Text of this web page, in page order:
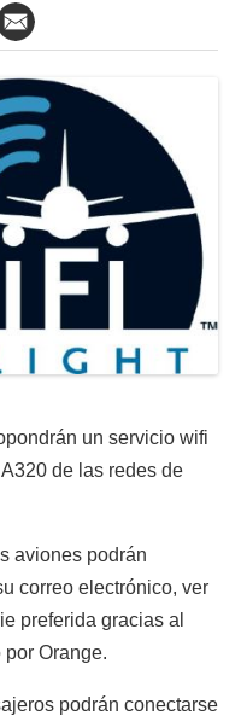
un servicio wifi
de las redes de
aviones podrán
correo electrónico, ver
preferida gracias al
Orange.
podrán conectarse